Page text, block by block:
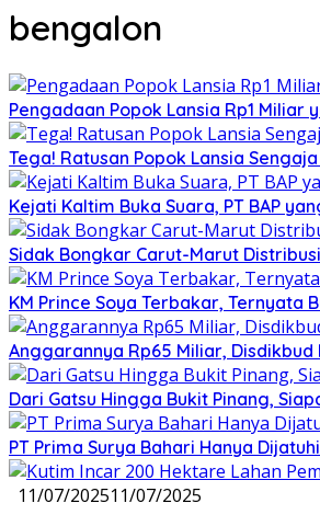
bengalon
Pengadaan Popok Lansia Rp1 Miliar
Tega! Ratusan Popok Lansia
Kejati Kaltim Buka Suara, PT BAP
Sidak Bongkar Carut-Marut
KM Prince Soya Terbakar, Ternyata
Anggarannya Rp65 Miliar,
Dari Gatsu Hingga Bukit Pinang,
PT Prima Surya Bahari Hanya
11/07/202511/07/2025